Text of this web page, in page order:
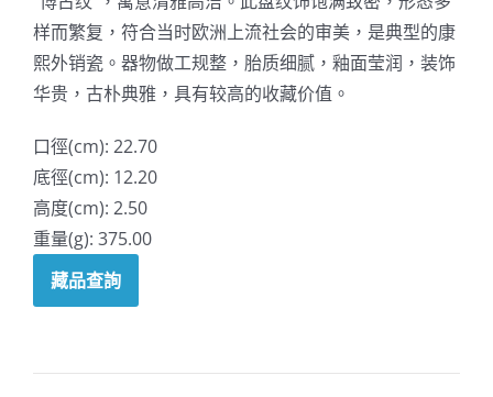
样而繁复，符合当时欧洲上流社会的审美，是典型的康
熙外销瓷。器物做工规整，胎质细腻，釉面莹润，装饰
华贵，古朴典雅，具有较高的收藏价值。
口徑(cm): 22.70
底徑(cm): 12.20
高度(cm): 2.50
重量(g): 375.00
藏品查詢